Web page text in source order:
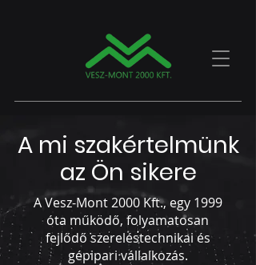
A mi szakértelmünk
az Ön sikere
A Vesz-Mont 2000 Kft., egy 1999
óta működő, folyamatosan
fejlődő szereléstechnikai és
gépipari vállalkozás.